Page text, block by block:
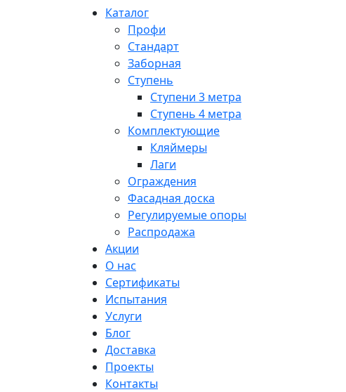
Каталог
Профи
Стандарт
Заборная
Ступень
Ступени 3 метра
Ступень 4 метра
Комплектующие
Кляймеры
Лаги
Ограждения
Фасадная доска
Регулируемые опоры
Распродажа
Акции
О нас
Сертификаты
Испытания
Услуги
Блог
Доставка
Проекты
Контакты